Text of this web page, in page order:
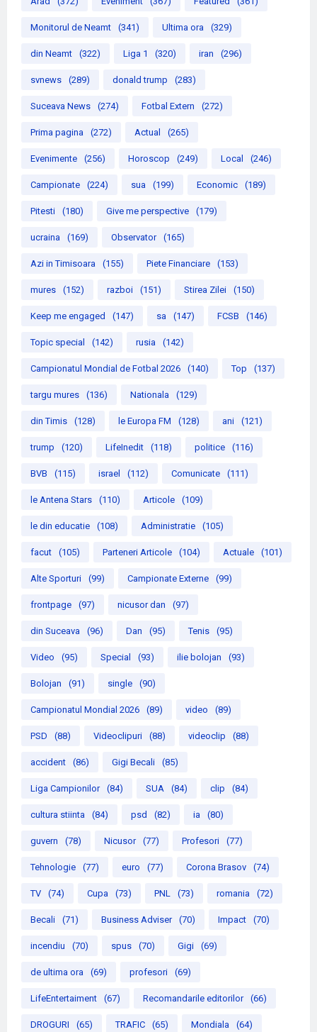
Monitorul de Neamt (341) Ultima ora (329)
din Neamt (322) Liga 1 (320) iran (296)
svnews (289) donald trump (283)
Suceava News (274) Fotbal Extern (272)
Prima pagina (272) Actual (265)
Evenimente (256) Horoscop (249) Local (246)
Campionate (224) sua (199) Economic (189)
Pitesti (180) Give me perspective (179)
ucraina (169) Observator (165)
Azi in Timisoara (155) Piete Financiare (153)
mures (152) razboi (151) Stirea Zilei (150)
Keep me engaged (147) sa (147) FCSB (146)
Topic special (142) rusia (142)
Campionatul Mondial de Fotbal 2026 (140) Top (137)
targu mures (136) Nationala (129)
din Timis (128) le Europa FM (128) ani (121)
trump (120) LifeInedit (118) politice (116)
BVB (115) israel (112) Comunicate (111)
le Antena Stars (110) Articole (109)
le din educatie (108) Administratie (105)
facut (105) Parteneri Articole (104) Actuale (101)
Alte Sporturi (99) Campionate Externe (99)
frontpage (97) nicusor dan (97)
din Suceava (96) Dan (95) Tenis (95)
Video (95) Special (93) ilie bolojan (93)
Bolojan (91) single (90)
Campionatul Mondial 2026 (89) video (89)
PSD (88) Videoclipuri (88) videoclip (88)
accident (86) Gigi Becali (85)
Liga Campionilor (84) SUA (84) clip (84)
cultura stiinta (84) psd (82) ia (80)
guvern (78) Nicusor (77) Profesori (77)
Tehnologie (77) euro (77) Corona Brasov (74)
TV (74) Cupa (73) PNL (73) romania (72)
Becali (71) Business Adviser (70) Impact (70)
incendiu (70) spus (70) Gigi (69)
de ultima ora (69) profesori (69)
LifeEntertaiment (67) Recomandarile editorilor (66)
DROGURI (65) TRAFIC (65) Mondiala (64)